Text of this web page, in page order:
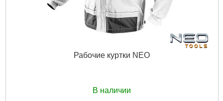
Рабочие куртки NEO
В наличии